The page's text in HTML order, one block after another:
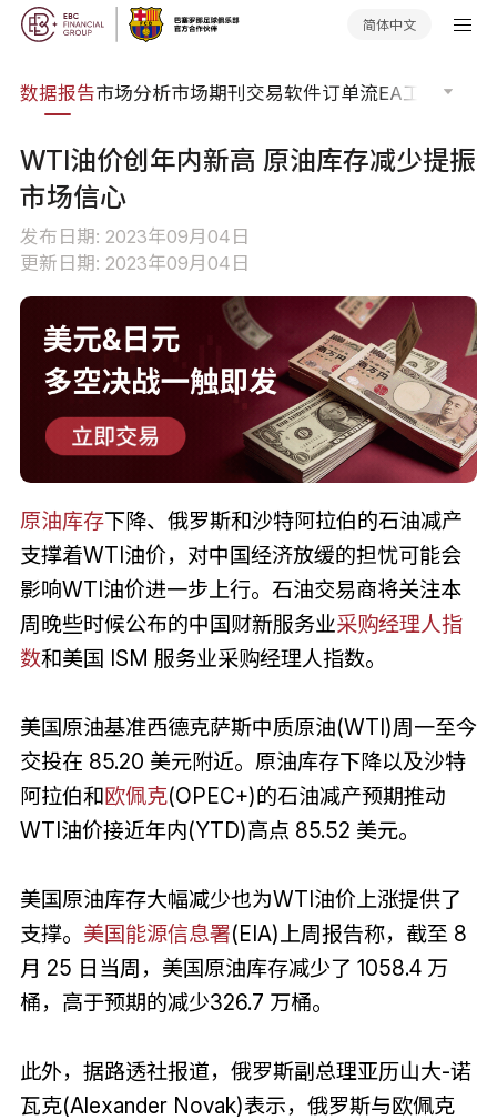
简体中文
数据报告市场分析市场期刊交易软件订单流EA工具库
WTI油价创年内新高 原油库存减少提振
市场信心
发布日期: 2023年09月04日
更新日期: 2023年09月04日
原油库存下降、俄罗斯和沙特阿拉伯的石油减产
支撑着WTI油价，对中国经济放缓的担忧可能会
影响WTI油价进一步上行。石油交易商将关注本
周晚些时候公布的中国财新服务业采购经理人指
数和美国 ISM 服务业采购经理人指数。
美国原油基准西德克萨斯中质原油(WTI)周一至今
交投在 85.20 美元附近。原油库存下降以及沙特
阿拉伯和欧佩克(OPEC+)的石油减产预期推动
WTI油价接近年内(YTD)高点 85.52 美元。
美国原油库存大幅减少也为WTI油价上涨提供了
支撑。 美国能源信息署(EIA)上周报告称，截至 8
月 25 日当周，美国原油库存减少了 1058.4 万
桶，高于预期的减少326.7 万桶。
此外，据路透社报道，俄罗斯副总理亚历山大-诺
瓦克(Alexander Novak)表示，俄罗斯与欧佩克